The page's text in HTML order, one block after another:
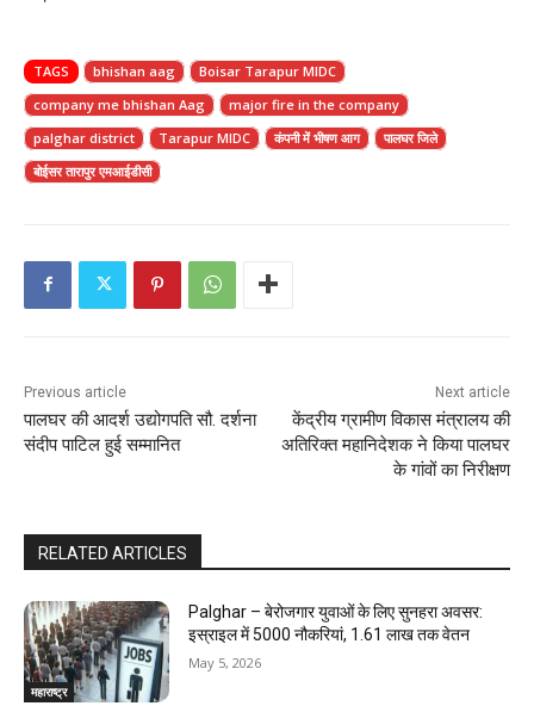
TAGS bhishan aag
Boisar Tarapur MIDC
company me bhishan Aag
major fire in the company
palghar district
Tarapur MIDC कंपनी में भीषण आग
पालघर जिले
बोईसर तारापुर एमआईडीसी
Previous article
पालघर की आदर्श उद्योगपति सौ. दर्शना
संदीप पाटिल हुई सम्मानित
Next article
केंद्रीय ग्रामीण विकास मंत्रालय की
अतिरिक्त महानिदेशक ने किया पालघर
के गांवों का निरीक्षण
RELATED ARTICLES
महाराष्ट्र
Palghar – बेरोजगार युवाओं के लिए सुनहरा अवसर:
इस्राइल में 5000 नौकरियां, ₹1.61 लाख तक वेतन
May 5, 2026